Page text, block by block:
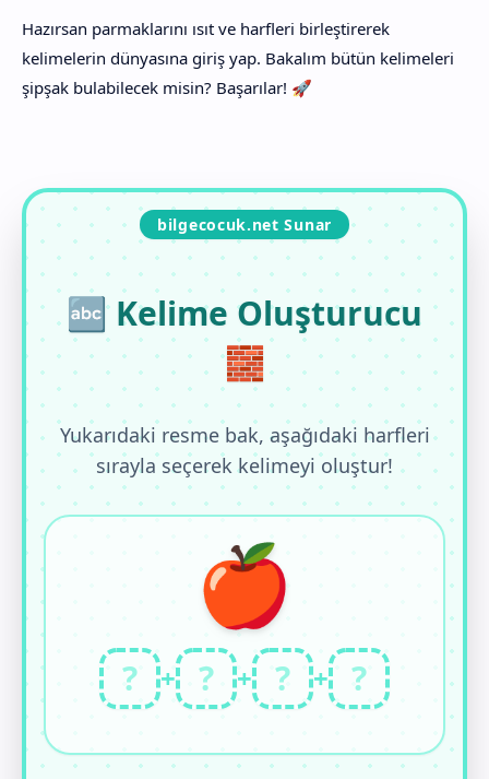
Hazırsan parmaklarını ısıt ve harfleri birleştirerek
kelimelerin dünyasına giriş yap. Bakalım bütün kelimeleri
şipşak bulabilecek misin? Başarılar! 🚀
bilgecocuk.net Sunar
🔤 Kelime Oluşturucu
🧱
Yukarıdaki resme bak, aşağıdaki harfleri
sırayla seçerek kelimeyi oluştur!
🍎
? + ? + ? + ?